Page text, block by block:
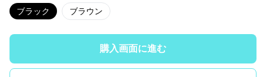
ブラック ブラウン
購入画面に進む